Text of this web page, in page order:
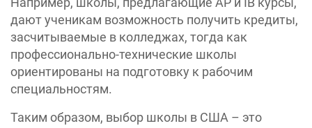
дают ученикам возможность получить кредиты,
засчитываемые в колледжах, тогда как
профессионально-технические школы
ориентированы на подготовку к рабочим
специальностям.
Таким образом, выбор школы в США – это